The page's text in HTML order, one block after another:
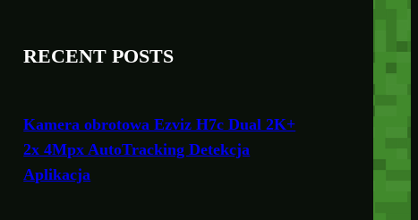
RECENT POSTS
Kamera obrotowa Ezviz H7c Dual 2K+
2x 4Mpx AutoTracking Detekcja
Aplikacja